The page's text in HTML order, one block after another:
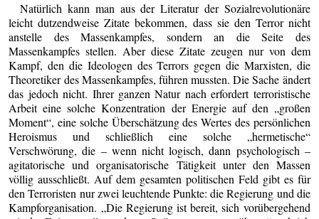
Natürlich kann man aus der Literatur der Sozialrevolutionäre
leicht dutzendweise Zitate bekommen, dass sie den Terror nicht
anstelle des Massenkampfes, sondern an die Seite des
Massenkampfes stellen. Aber diese Zitate zeugen nur von dem
Kampf, den die Ideologen des Terrors gegen die Marxisten, die
Theoretiker des Massenkampfes, führen mussten. Die Sache ändert
das jedoch nicht. Ihrer ganzen Natur nach erfordert terroristische
Arbeit eine solche Konzentration der Energie auf den „großen
Moment“, eine solche Überschätzung des Wertes des persönlichen
Heroismus und schließlich eine solche „hermetische“
Verschwörung, die – wenn nicht logisch, dann psychologisch –
agitatorische und organisatorische Tätigkeit unter den Massen
völlig ausschließt. Auf dem gesamten politischen Feld gibt es für
den Terroristen nur zwei leuchtende Punkte: die Regierung und die
Kampforganisation. „Die Regierung ist bereit, sich vorübergehend